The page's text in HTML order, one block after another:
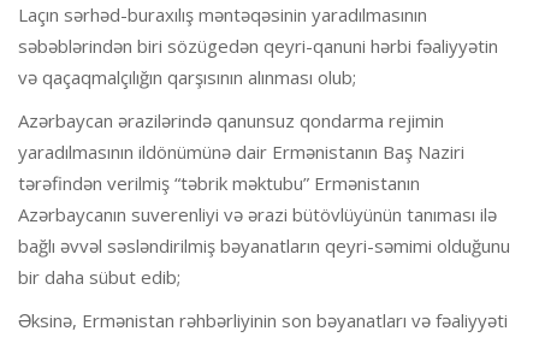
Laçın sərhəd-buraxılış məntəqəsinin yaradılmasının
səbəblərindən biri sözügedən qeyri-qanuni hərbi fəaliyyətin
və qaçaqmalçılığın qarşısının alınması olub;
Azərbaycan ərazilərində qanunsuz qondarma rejimin
yaradılmasının ildönümünə dair Ermənistanın Baş Naziri
tərəfindən verilmiş “təbrik məktubu” Ermənistanın
Azərbaycanın suverenliyi və ərazi bütövlüyünün tanıması ilə
bağlı əvvəl səsləndirilmiş bəyanatların qeyri-səmimi olduğunu
bir daha sübut edib;
Əksinə, Ermənistan rəhbərliyinin son bəyanatları və fəaliyyəti